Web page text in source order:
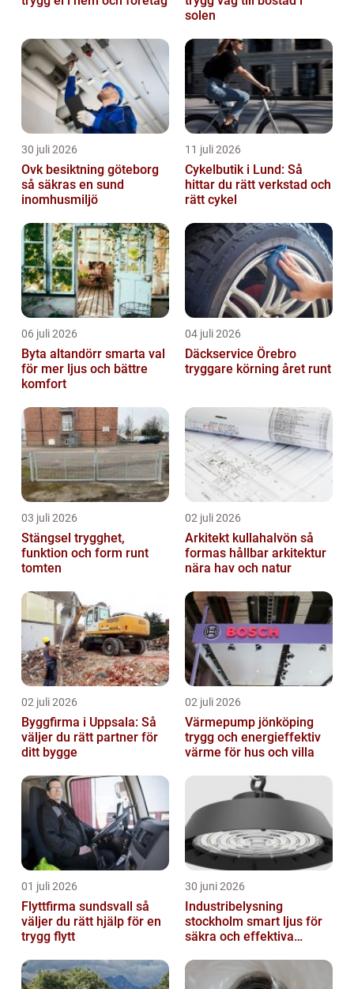
solen
30 juli 2026
Ovk besiktning göteborg
så säkras en sund
inomhusmiljö
11 juli 2026
Cykelbutik i Lund: Så
hittar du rätt verkstad och
rätt cykel
06 juli 2026
Byta altandörr smarta val
för mer ljus och bättre
komfort
04 juli 2026
Däckservice Örebro
tryggare körning året runt
03 juli 2026
Stängsel trygghet,
funktion och form runt
tomten
02 juli 2026
Arkitekt kullahalvön så
formas hållbar arkitektur
nära hav och natur
02 juli 2026
Byggfirma i Uppsala: Så
väljer du rätt partner för
ditt bygge
02 juli 2026
Värmepump jönköping
trygg och energieffektiv
värme för hus och villa
01 juli 2026
Flyttfirma sundsvall så
väljer du rätt hjälp för en
trygg flytt
30 juni 2026
Industribelysning
stockholm smart ljus för
säkra och effektiva